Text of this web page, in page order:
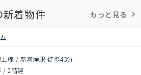
着物件 もっと見る
線 / 新河岸駅 徒歩43分
/2階建